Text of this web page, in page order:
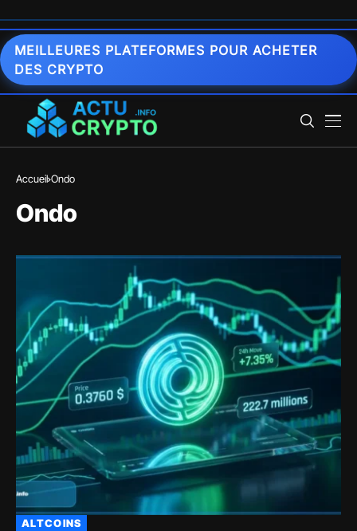
MEILLEURES PLATEFORMES POUR ACHETER
DES CRYPTO
Accueil Ondo
Ondo
ALTCOINS